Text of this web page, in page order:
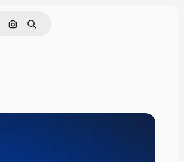
Cerca per immagine
Ricerca